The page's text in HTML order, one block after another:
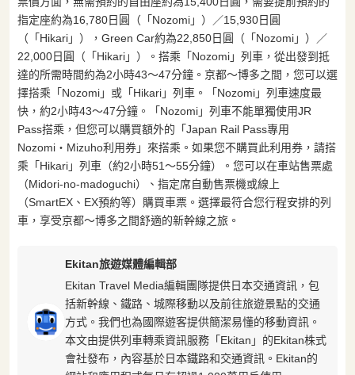
指定座約為16,780日圓（「Nozomi」）／15,930日圓
（「Hikari」），Green Car約為22,850日圓（「Nozomi」）／
22,000日圓（「Hikari」）。搭乘「Nozomi」列車，從出發到抵
達的所需時間約為2小時43〜47分鐘。京都〜博多之間，您可以選
擇搭乘「Nozomi」或「Hikari」列車。「Nozomi」列車速度最
快，約2小時43〜47分鐘。「Nozomi」列車不能單獨使用JR
Pass搭乘，但您可以購買額外的「Japan Rail Pass專用
Nozomi・Mizuho利用券」來搭乘。如果您不購買此利用券，請搭
乘「Hikari」列車（約2小時51〜55分鐘）。您可以在車站售票處
（Midori-no-madoguchi）、指定席自動售票機或線上
（SmartEX、EX預約等）購買車票。選擇最符合您行程安排的列
車，享受京都〜博多之間舒適的新幹線之旅。
Ekitan旅遊媒體編輯部
Ekitan Travel Media編輯團隊提供日本交通資訊，包
括新幹線、鐵路、城際移動以及前往旅遊景點的交通
方式。我們也為國際遊客提供簡潔易懂的移動資訊。
本文由提供列車轉乘資訊服務「Ekitan」的Ekitan株式
會社發布，內容基於日本鐵路和交通資訊。Ekitan的